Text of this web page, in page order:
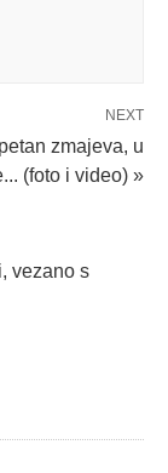
NEXT
zmajeva, u
(foto i video) »
vezano s